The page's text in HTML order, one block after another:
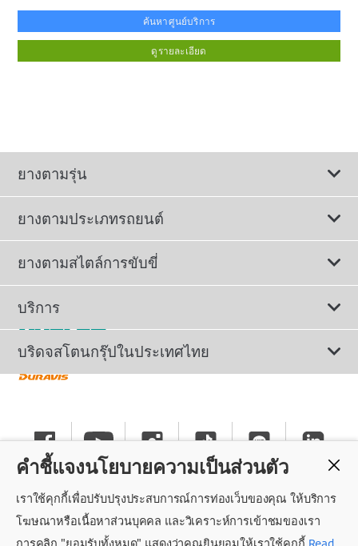
ค้นหาศูนย์บริการ
ดูรายละเอียด
คำชี้แจงนโยบายความเป็นส่วนตัว
เราใช้คุกกี้เพื่อปรับปรุงประสบการณ์การท่องเว็บของคุณ ให้บริการ
โฆษณาหรือเนื้อหาส่วนบุคคล และวิเคราะห์การเข้าชมของเรา
ยางตามรุ่น
ยางตามประเภทรถยนต์
ดูยางทั้งหมด
ยางรถยนต์นั่ง
ยางรถ SUV/CUV/4x4
ยางรถบรรทุกและรถโดยสาร
แค็ตตาล็อกยางรถยนต์
ยางตามสไตล์การขับขี่
ยางรถยนต์นุ่มเงียบ
ยางสปอร์ตสมรรถนะสูง
ยางรถยนต์ประหยัดน้ำมัน
ยางรถออฟโรด
ยางรันแฟลต
บริการ
ติดต่อเรา
คำแนะนำทั่วไปเกี่ยวกับการใช้ยาง
นโยบายความเป็นส่วนตัว
บริดจสโตนกรุ๊ปในประเทศไทย
ข่าวประชาสัมพันธ์
ร่วมงานกับบริดจสโตน
ศูนย์บริการค็อกพิท